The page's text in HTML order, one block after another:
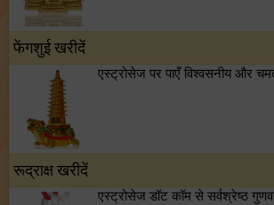
फेंगशुई खरीदें
एस्ट्रोसेज पर पाएँ विश्वसनीय और
रूद्राक्ष खरीदें
एस्ट्रोसेज डॉट कॉम से सर्वश्रेष्ठ